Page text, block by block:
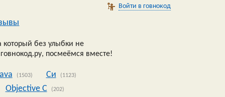
Войти в говнокод
без улыбки не
посмеёмся вместе!
(1503) Си (1123)
Objective C (202)